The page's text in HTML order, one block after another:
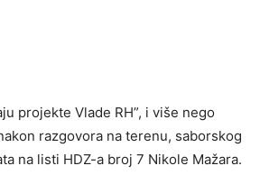
projekte Vlade RH”, i više nego
razgovora na terenu, saborskog
na listi HDZ-a broj 7 Nikole Mažara.